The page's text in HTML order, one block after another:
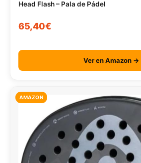
Head Flash – Pala de Pádel
65,40€
Ver en Amazon →
AMAZON